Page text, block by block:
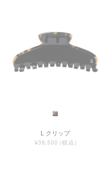
クラフトマンシップ
ストア
お修理について
L クリップ
¥38,500 (税込)